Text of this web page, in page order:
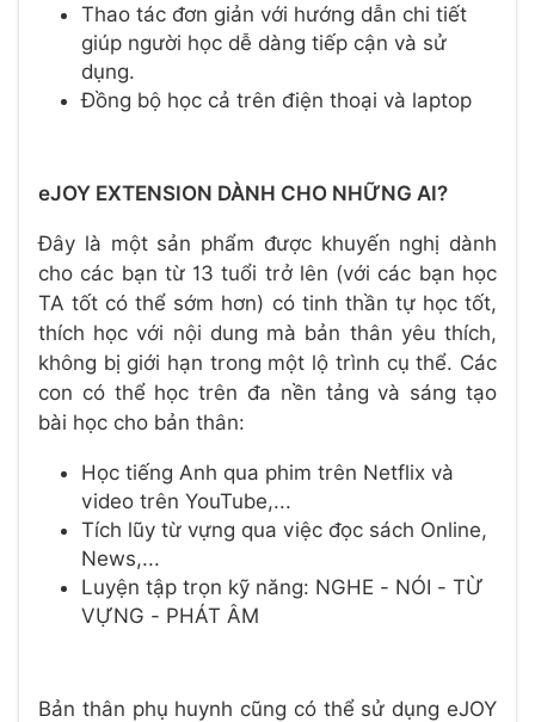
Thao tác đơn giản với hướng dẫn chi tiết
giúp người học dễ dàng tiếp cận và sử
dụng.
Đồng bộ học cả trên điện thoại và laptop
eJOY EXTENSION DÀNH CHO NHỮNG AI?
Đây là một sản phẩm được khuyến nghị dành
cho các bạn từ 13 tuổi trở lên (với các bạn học
TA tốt có thể sớm hơn) có tinh thần tự học tốt,
thích học với nội dung mà bản thân yêu thích,
không bị giới hạn trong một lộ trình cụ thể. Các
con có thể học trên đa nền tảng và sáng tạo
bài học cho bản thân:
Học tiếng Anh qua phim trên Netflix và
video trên YouTube,...
Tích lũy từ vựng qua việc đọc sách Online,
News,...
Luyện tập trọn kỹ năng: NGHE - NÓI - TỪ
VỰNG - PHÁT ÂM
Bản thân phụ huynh cũng có thể sử dụng eJOY